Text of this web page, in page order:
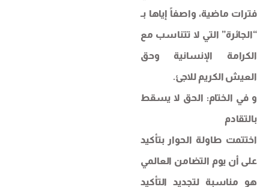
فترات ماضية، واصفاً إياها بـ
“الجائرة” التي لا تتناسب مع
الكرامة الإنسانية وحق
العيش الكريم للاجئ.
​و في الختام: الحق لا يسقط
بالتقادم
​اختتمت طاولة الحوار بتأكيد
على أن يوم التضامن العالمي
هو مناسبة لتجديد التأكيد